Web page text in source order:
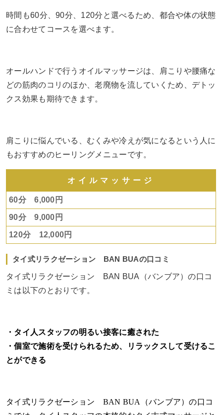
時間も60分、90分、120分と選べるため、都合や体の状態
に合わせてコースを選べます。
オールハンドで行うオイルマッサージは、肩こりや腰痛な
どの筋肉のコリのほか、老廃物を流していくため、デトッ
クス効果も期待できます。
肩こりに悩んでいる、むくみや冷えが気になるという人に
もおすすめのヒーリングメニューです。
オイルマッサージ
60分 6,000円
90分 9,000円
120分 12,000円
タイ式リラクゼーション BAN BUAの口コミ
タイ式リラクゼーション BAN BUA（バンブア）の口コ
ミは以下のとおりです。
・タイ人スタッフの明るい接客に癒された
・個室で施術を受けられるため、リラックスして受けるこ
とができる
タイ式リラクゼーション BAN BUA（バンブア）の口コ